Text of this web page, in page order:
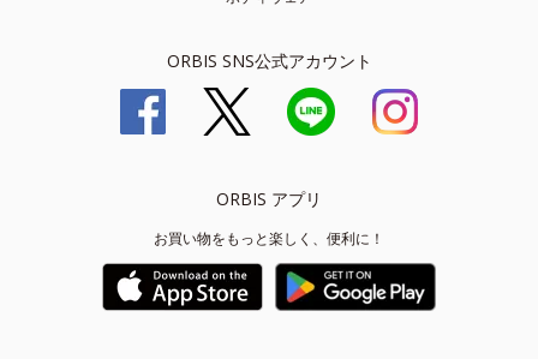
ORBIS SNS公式アカウント
ORBIS アプリ
お買い物をもっと楽しく、便利に！